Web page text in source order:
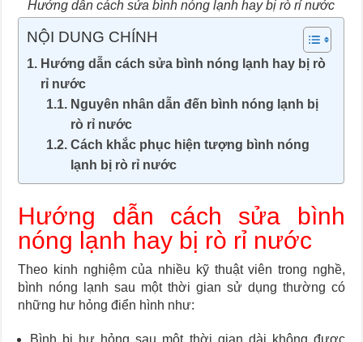
Hướng dẫn cách sửa bình nóng lạnh hay bị rò rỉ nước
NỘI DUNG CHÍNH
Hướng dẫn cách sửa bình nóng lạnh hay bị rò
rỉ nước
Nguyên nhân dẫn đến bình nóng lạnh bị
rò rỉ nước
Cách khắc phục hiện tượng bình nóng
lạnh bị rò rỉ nước
Hướng dẫn cách sửa bình
nóng lạnh hay bị rò rỉ nước
Theo kinh nghiệm của nhiều kỹ thuật viên trong nghề,
bình nóng lạnh sau một thời gian sử dụng thường có
những hư hỏng điển hình như: